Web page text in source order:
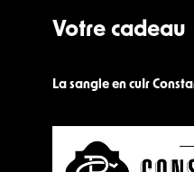
Votre cadeau
La sangle en cuIr